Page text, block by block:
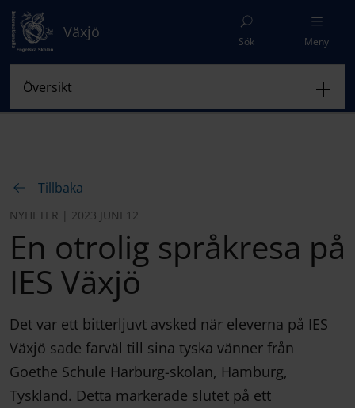
Växjö
Sök Meny
Tillbaka
NYHETER | 2023 JUNI 12
En otrolig språkresa på
IES Växjö
Det var ett bitterljuvt avsked när eleverna på IES
Växjö sade farväl till sina tyska vänner från
Goethe Schule Harburg-skolan, Hamburg,
Tyskland. Detta markerade slutet på ett